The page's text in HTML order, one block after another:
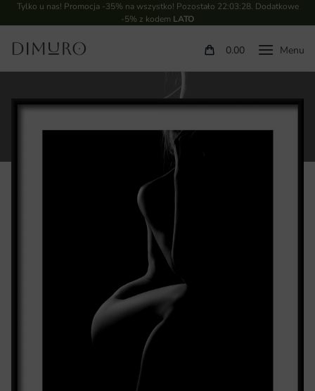
Tylko u nas! Promocja -35% na wszystko! Pozostało 22:03:27. Dodatkowe
-5% z kodem LATO
0.00